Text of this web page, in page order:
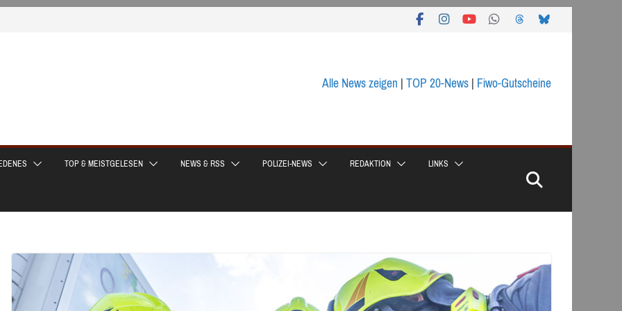
Alle News zeigen|TOP 20-News|Fiwo-Gutscheine
TOP & MEISTGELESEN NEWS & RSS POLIZEI-NEWS REDAKTION LINKS